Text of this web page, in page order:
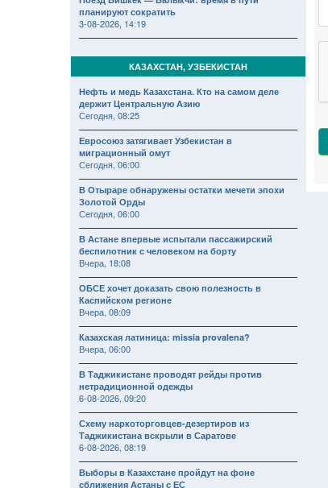
планируют сократить
3-08-2026, 14:19
КАЗАХСТАН, УЗБЕКИСТАН
Нефть и медь Казахстана. Кто на самом деле
держит Центральную Азию
Сегодня, 08:25
Евросоюз затягивает Узбекистан в
миграционный омут
Сегодня, 06:00
В Отыраре обнаружены остатки мечети эпохи
Золотой Орды
Сегодня, 06:00
В Астане впервые испытали пассажирский
беспилотник с человеком на борту
Вчера, 18:08
ОБСЕ хочет доказать свою полезность в
Каспийском регионе
Вчера, 08:09
Казахская латиница: missia provalena?
Вчера, 06:00
В Таджикистане проводят рейды против
нетрадиционной одежды
6-08-2026, 09:20
Схему наркоторговцев-дезертиров из
Таджикистана вскрыли в Саратове
6-08-2026, 08:19
Выборы в Казахстане пройдут на фоне
сближения Астаны с ЕС